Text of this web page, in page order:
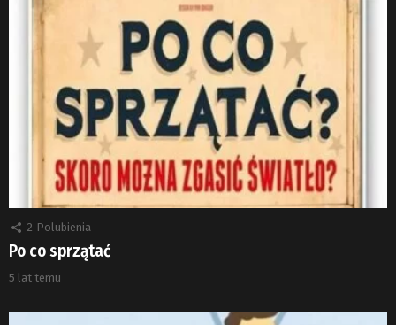
2 Polubienia
Po co sprzątać
5 lat temu